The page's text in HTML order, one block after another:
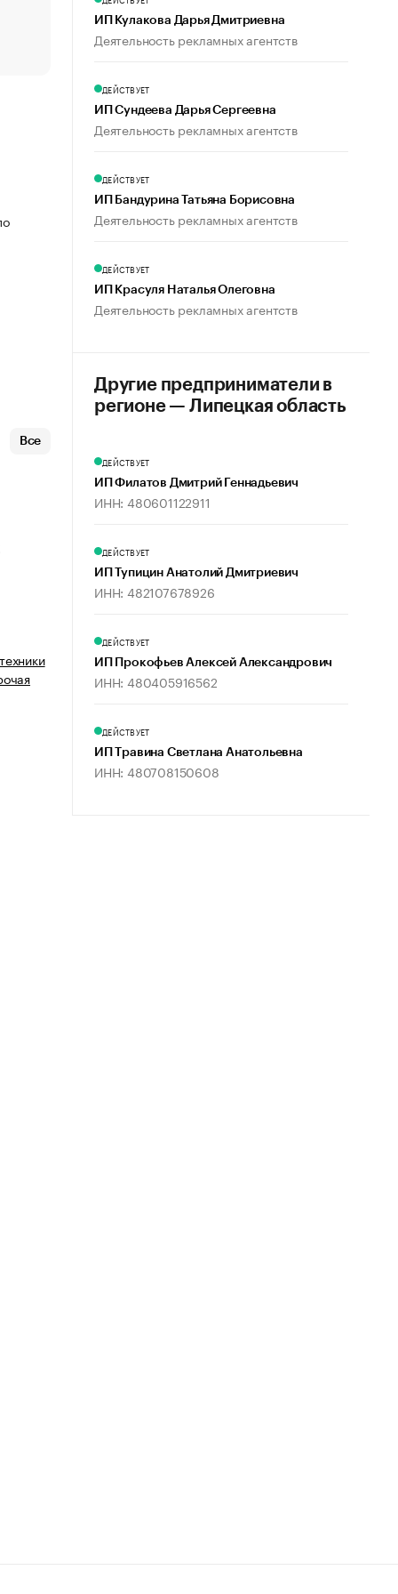
Что обвинения против Павла Дурова значат для
пользователей
Все
ИП Кулакова Дарья Дмитриевна
Деятельность рекламных агентств
ДЕЙСТВУЕТ
ИП Сундеева Дарья Сергеевна
Деятельность рекламных агентств
ДЕЙСТВУЕТ
ИП Бандурина Татьяна Борисовна
Деятельность рекламных агентств
ДЕЙСТВУЕТ
ИП Красуля Наталья Олеговна
Деятельность рекламных агентств
Другие предприниматели в
регионе — Липецкая область
ДЕЙСТВУЕТ
ИП Филатов Дмитрий Геннадьевич
ИНН: 480601122911
ДЕЙСТВУЕТ
ИП Тупицин Анатолий Дмитриевич
ИНН: 482107678926
ДЕЙСТВУЕТ
ИП Прокофьев Алексей Александрович
ИНН: 480405916562
ДЕЙСТВУЕТ
ИП Травина Светлана Анатольевна
ИНН: 480708150608